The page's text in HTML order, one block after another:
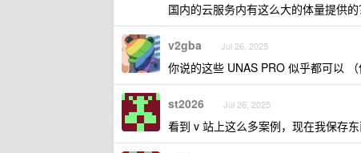
国内的云服务内有这么大的体量提供的
v2gba Jul 26, 2025
你说的这些 UNAS PRO 似乎都可以 （
st2026 Jul 26, 2025
看到 v 站上这么多案例，现在我保存